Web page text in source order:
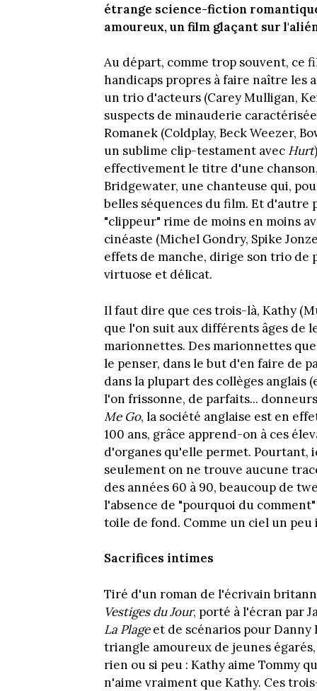
étrange science-fiction
amoureux, un film glaçant sur
Au départ, comme trop souvent, ce
handicaps propres à faire naître les
un trio d'acteurs (Carey Mulligan,
suspects de minauderie
Romanek (Coldplay, Beck Weezer,
un sublime clip-testament avec Hurt
effectivement le titre d'une
Bridgewater, une chanteuse qui,
belles séquences du film. Et d'autre
"clippeur" rime de moins en moins
cinéaste (Michel Gondry, Spike
effets de manche, dirige son trio de
virtuose et délicat.
Il faut dire que ces trois-là, Kathy
que l'on suit aux différents âges de
marionnettes. Des marionnettes
le penser, dans le but d'en faire de
dans la plupart des collèges anglais
l'on frissonne, de parfaits...
Me Go, la société anglaise est en
100 ans, grâce apprend-on à ces
d'organes qu'elle permet. Pourtant,
seulement on ne trouve aucune
des années 60 à 90, beaucoup de
l'absence de "pourquoi du
toile de fond. Comme un ciel un
Sacrifices intimes
Tiré d'un roman de l'écrivain
Vestiges du Jour, porté à l'écran par
La Plageet de scénarios pour Danny
triangle amoureux de jeunes
rien ou si peu : Kathy aime Tommy
n'aime vraiment que Kathy. Ces